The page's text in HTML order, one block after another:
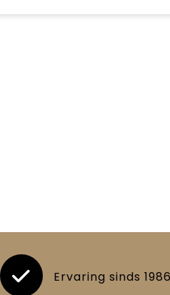
Ervaring sinds 1986